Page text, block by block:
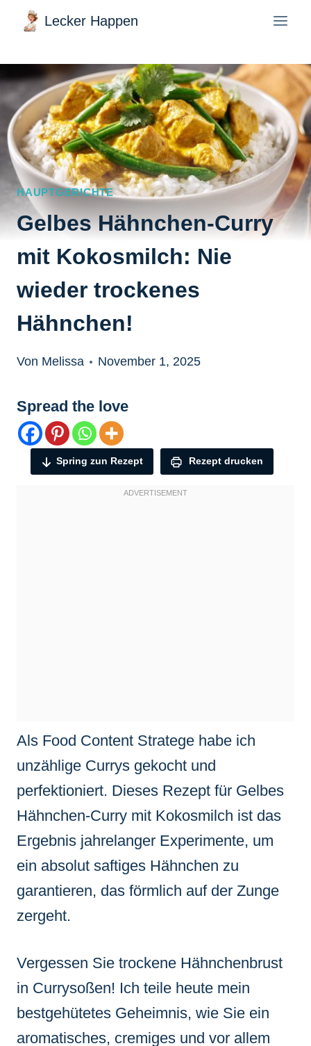
Zum
Inhalt
springen
Lecker Happen
HAUPTGERICHTE
Gelbes Hähnchen-Curry
mit Kokosmilch: Nie
wieder trockenes
Hähnchen!
Von Melissa November 1, 2025
Spread the love
Spring zun Rezept Rezept drucken
Als Food Content Stratege habe ich
unzählige Currys gekocht und
perfektioniert. Dieses Rezept für Gelbes
Hähnchen-Curry mit Kokosmilch ist das
Ergebnis jahrelanger Experimente, um
ein absolut saftiges Hähnchen zu
garantieren, das förmlich auf der Zunge
zergeht.
Vergessen Sie trockene Hähnchenbrust
in Currysoßen! Ich teile heute mein
bestgehütetes Geheimnis, wie Sie ein
aromatisches, cremiges und vor allem